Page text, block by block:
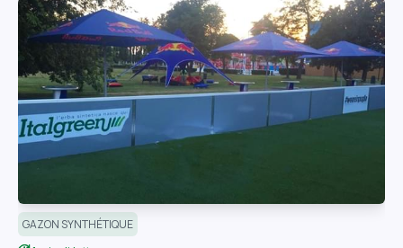
GAZON SYNTHÉTIQUE